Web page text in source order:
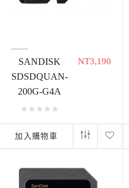
SANDISK
SDSDQUAN-
200G-G4A
NT3,190
加入購物車